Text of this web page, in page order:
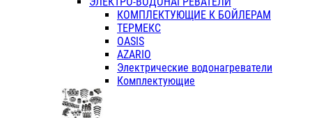
КОМПЛЕКТУЮЩИЕ К БОЙЛЕРАМ
ТЕРМЕКС
OASIS
AZARIO
Электрические водонагреватели
Комплектующие